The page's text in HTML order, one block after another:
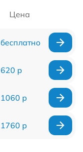
Цена
бесплатно
620 р
1060 р
1760 р